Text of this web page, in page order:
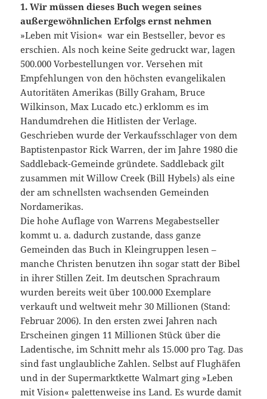
1. Wir müssen dieses Buch wegen seines
außergewöhnlichen Erfolgs ernst nehmen
»Leben mit Vision« war ein Bestseller, bevor es
erschien. Als noch keine Seite gedruckt war, lagen
500.000 Vorbestellungen vor. Versehen mit
Empfehlungen von den höchsten evangelikalen
Autoritäten Amerikas (Billy Graham, Bruce
Wilkinson, Max Lucado etc.) erklomm es im
Handumdrehen die Hitlisten der Verlage.
Geschrieben wurde der Verkaufsschlager von dem
Baptistenpastor Rick Warren, der im Jahre 1980 die
Saddleback-Gemeinde gründete. Saddleback gilt
zusammen mit Willow Creek (Bill Hybels) als eine
der am schnellsten wachsenden Gemeinden
Nordamerikas.
Die hohe Auflage von Warrens Megabestseller
kommt u. a. dadurch zustande, dass ganze
Gemeinden das Buch in Kleingruppen lesen –
manche Christen benutzen ihn sogar statt der Bibel
in ihrer Stillen Zeit. Im deutschen Sprachraum
wurden bereits weit über 100.000 Exemplare
verkauft und weltweit mehr 30 Millionen (Stand:
Februar 2006). In den ersten zwei Jahren nach
Erscheinen gingen 11 Millionen Stück über die
Ladentische, im Schnitt mehr als 15.000 pro Tag. Das
sind fast unglaubliche Zahlen. Selbst auf Flughäfen
und in der Supermarktkette Walmart ging »Leben
mit Vision« palettenweise ins Land. Es wurde damit